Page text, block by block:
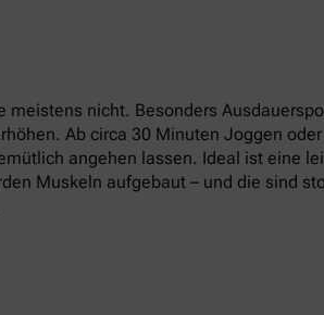
meistens nicht. Besonders
Ab circa 30 Minuten Joggen
angehen lassen. Ideal ist eine
Muskeln aufgebaut – und die sind